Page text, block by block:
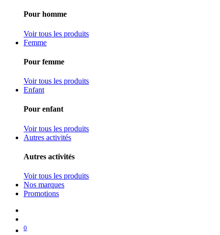
Pour homme
Voir tous les produits
Femme
Pour femme
Voir tous les produits
Enfant
Pour enfant
Voir tous les produits
Autres activités
Autres activités
Voir tous les produits
Nos marques
Promotions
0